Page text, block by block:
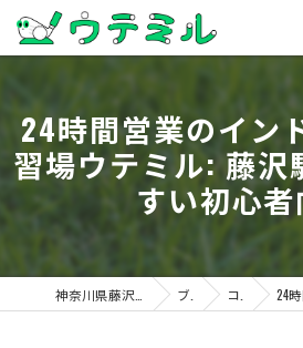
24時間営業のイン
習場ウテミル: 藤沢
すい初心
ブログ コラム 24時間営